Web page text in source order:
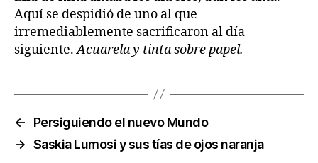
Aquí se despidió de uno al que
irremediablemente sacrificaron al día
siguiente.Acuarela y tinta sobre papel.
←
Persiguiendo el nuevo Mundo
→ Saskia Lumosi y sus tías de ojos naranja